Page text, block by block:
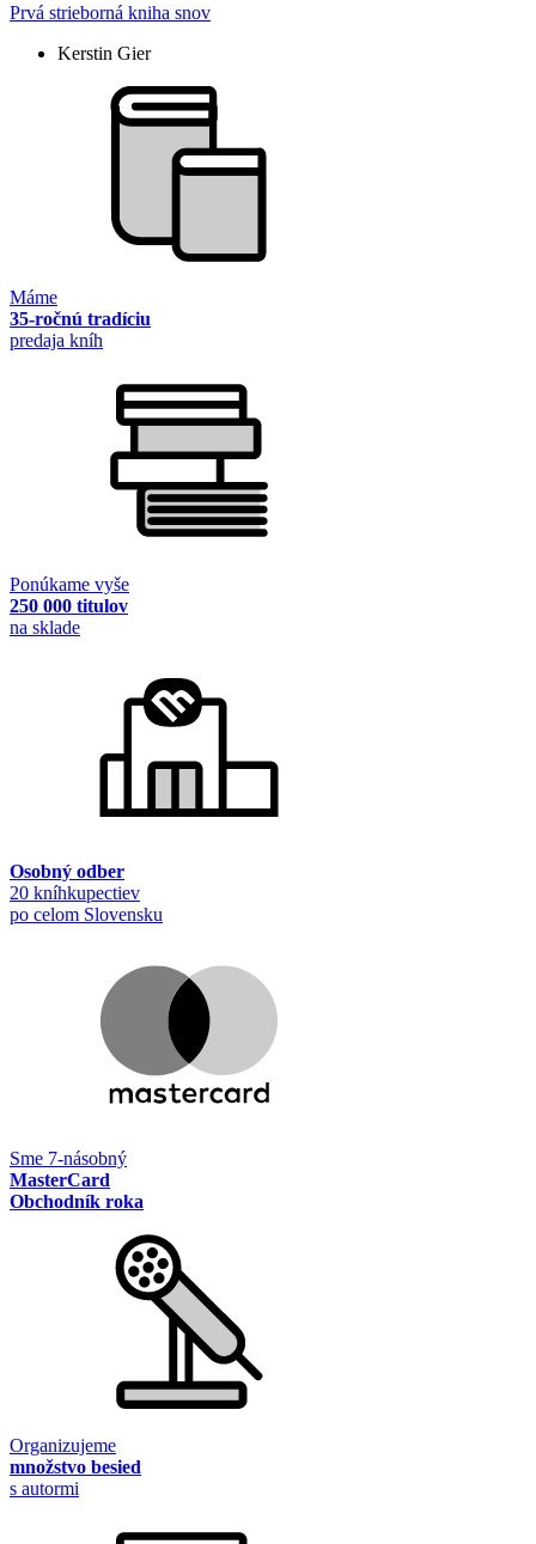
Prvá strieborná kniha snov
Kerstin Gier
Máme
35-ročnú tradíciu
predaja kníh
Ponúkame vyše
250 000 titulov
na sklade
Osobný odber
20 kníhkupectiev
po celom Slovensku
Sme 7-násobný
MasterCard
Obchodník roka
Organizujeme
množstvo besied
s autormi